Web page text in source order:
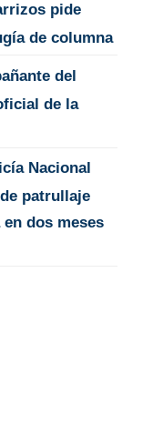
pide
de columna
del
de la
Nacional
patrullaje
dos meses